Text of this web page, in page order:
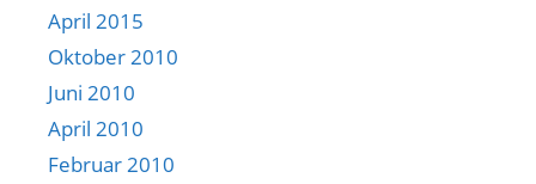
April 2015
Oktober 2010
Juni 2010
April 2010
Februar 2010